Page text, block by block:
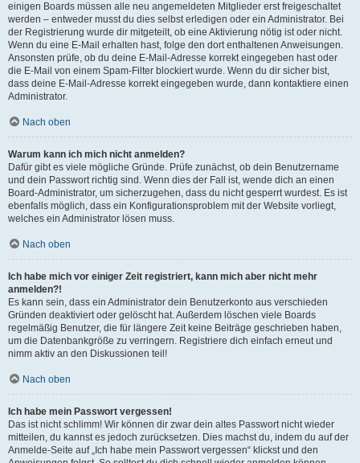
einigen Boards müssen alle neu angemeldeten Mitglieder erst freigeschaltet
werden – entweder musst du dies selbst erledigen oder ein Administrator. Bei
der Registrierung wurde dir mitgeteilt, ob eine Aktivierung nötig ist oder nicht.
Wenn du eine E-Mail erhalten hast, folge den dort enthaltenen Anweisungen.
Ansonsten prüfe, ob du deine E-Mail-Adresse korrekt eingegeben hast oder
die E-Mail von einem Spam-Filter blockiert wurde. Wenn du dir sicher bist,
dass deine E-Mail-Adresse korrekt eingegeben wurde, dann kontaktiere einen
Administrator.
Nach oben
Warum kann ich mich nicht anmelden?
Dafür gibt es viele mögliche Gründe. Prüfe zunächst, ob dein Benutzername
und dein Passwort richtig sind. Wenn dies der Fall ist, wende dich an einen
Board-Administrator, um sicherzugehen, dass du nicht gesperrt wurdest. Es ist
ebenfalls möglich, dass ein Konfigurationsproblem mit der Website vorliegt,
welches ein Administrator lösen muss.
Nach oben
Ich habe mich vor einiger Zeit registriert, kann mich aber nicht mehr
anmelden?!
Es kann sein, dass ein Administrator dein Benutzerkonto aus verschieden
Gründen deaktiviert oder gelöscht hat. Außerdem löschen viele Boards
regelmäßig Benutzer, die für längere Zeit keine Beiträge geschrieben haben,
um die Datenbankgröße zu verringern. Registriere dich einfach erneut und
nimm aktiv an den Diskussionen teil!
Nach oben
Ich habe mein Passwort vergessen!
Das ist nicht schlimm! Wir können dir zwar dein altes Passwort nicht wieder
mitteilen, du kannst es jedoch zurücksetzen. Dies machst du, indem du auf der
Anmelde-Seite auf „Ich habe mein Passwort vergessen“ klickst und den